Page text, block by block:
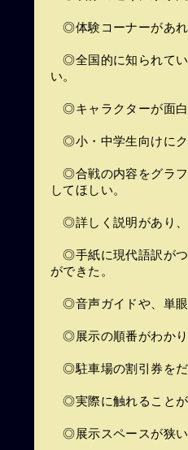
◎体験コーナーがあれ
◎全国的に知られてい
い。
◎キャラクターが面白
◎小・中学生向けにク
◎合戦の内容をグラフ
してほしい。
◎詳しく説明があり、
◎手紙に現代語訳がつ
ができた。
◎音声ガイドや、単眼
◎展示の順番がわかり
◎駐車場の割引券をだ
◎実際に触れることが
◎展示スペースが狭